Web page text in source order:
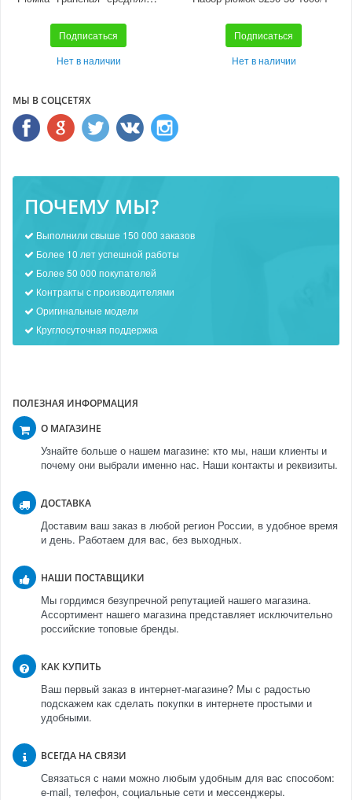
Подписаться
Нет в наличии
Подписаться
Нет в наличии
МЫ В СОЦСЕТЯХ
ПОЧЕМУ МЫ?
Выполнили свыше 150 000 заказов
Более 10 лет успешной работы
Более 50 000 покупателей
Контракты с производителями
Оригинальные модели
Круглосуточная поддержка
ПОЛЕЗНАЯ ИНФОРМАЦИЯ
О МАГАЗИНЕ
Узнайте больше о нашем магазине: кто мы, наши клиенты и
почему они выбрали именно нас. Наши контакты и реквизиты.
ДОСТАВКА
Доставим ваш заказ в любой регион России, в удобное время
и день. Работаем для вас, без выходных.
НАШИ ПОСТАВЩИКИ
Мы гордимся безупречной репутацией нашего магазина.
Ассортимент нашего магазина представляет исключительно
российские топовые бренды.
КАК КУПИТЬ
Ваш первый заказ в интернет-магазине? Мы с радостью
подскажем как сделать покупки в интернете простыми и
удобными.
ВСЕГДА НА СВЯЗИ
Связаться с нами можно любым удобным для вас способом:
e-mail, телефон, социальные сети и мессенджеры.